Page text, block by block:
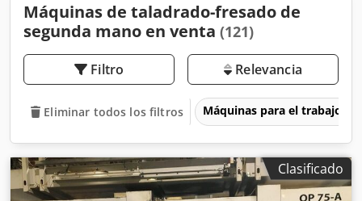
Máquinas de taladrado-fresado de
segunda mano en venta (121)
Filtro Relevancia
Eliminar todos los filtros Máquinas para el trabajo
Clasificado